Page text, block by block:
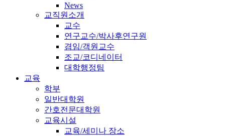
News
교직원소개
교수
연구교수/박사후연구원
겸임/객원교수
조교/코디네이터
대학행정팀
교육
학부
일반대학원
간호전문대학원
교육시설
교육/세미나 장소